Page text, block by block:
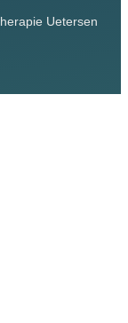
Uetersen